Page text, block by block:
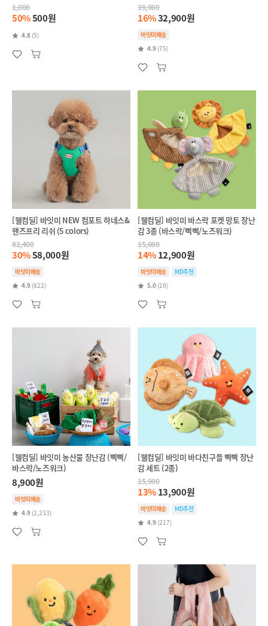
1,000
50%500원
4.8 (5)
39,000
16%32,900원
바잇미배송
4.9 (75)
[웰컴딜] 바잇미 NEW 컴포트 하네스&
핸즈프리 리쉬 (5 colors)
82,400
30%58,000원
바잇미배송
4.9 (822)
[웰컴딜] 바잇미 바스락 포켓 망토 장난
감 3종 (바스락/삑삑/노즈워크)
15,000
14%12,900원
바잇미배송
MD추천
5.0 (19)
[웰컴딜] 바잇미 농산물 장난감 (삑삑/
바스락/노즈워크)
8,900원
바잇미배송
4.9 (2,233)
[웰컴딜] 바잇미 바다친구들 삑삑 장난
감 세트 (2종)
15,900
13%13,900원
바잇미배송
MD추천
4.9 (217)